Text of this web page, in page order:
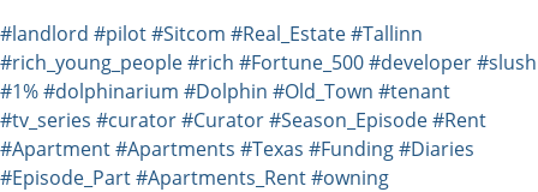
#landlord #pilot#Sitcom #Real_Estate#Tallinn
#rich_young_people#rich #Fortune_500#developer#slush
#1%#dolphinarium #Dolphin #Old_Town #tenant
#tv_series #curator#Curator#Season_Episode#Rent
#Apartment#Apartments #Texas #Funding#Diaries
#Episode_Part#Apartments_Rent#owning